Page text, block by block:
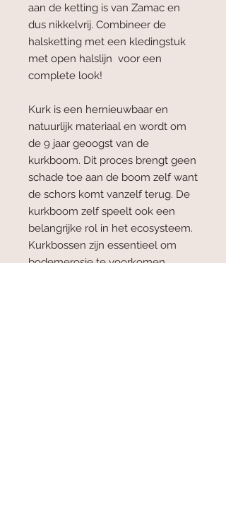
aan de ketting is van Zamac en
dus nikkelvrij. Combineer de
halsketting met een kledingstuk
met open halslijn voor een
complete look!
Kurk is een hernieuwbaar en
natuurlijk materiaal en wordt om
de 9 jaar geoogst van de
kurkboom. Dit proces brengt geen
schade toe aan de boom zelf want
de schors komt vanzelf terug. De
kurkboom zelf speelt ook een
belangrijke rol in het ecosysteem.
Kurkbossen zijn essentieel om
bodemerosie te voorkomen,